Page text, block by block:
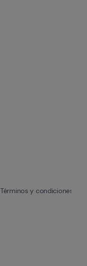
Términos y condiciones